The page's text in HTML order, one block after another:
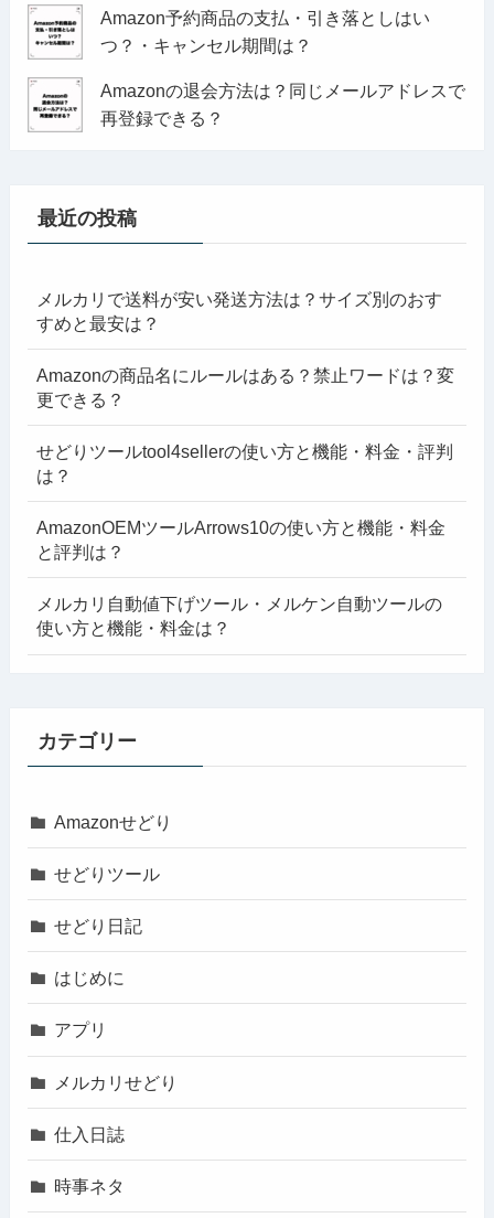
Amazon予約商品の支払・引き落としはい
つ？・キャンセル期間は？
Amazonの退会方法は？同じメールアドレスで
再登録できる？
最近の投稿
メルカリで送料が安い発送方法は？サイズ別のおす
すめと最安は？
Amazonの商品名にルールはある？禁止ワードは？変
更できる？
せどりツールtool4sellerの使い方と機能・料金・評判
は？
AmazonOEMツールArrows10の使い方と機能・料金
と評判は？
メルカリ自動値下げツール・メルケン自動ツールの
使い方と機能・料金は？
カテゴリー
Amazonせどり
せどりツール
せどり日記
はじめに
アプリ
メルカリせどり
仕入日誌
時事ネタ